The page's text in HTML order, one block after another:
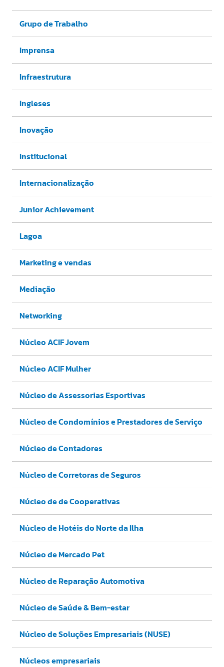
Grupo de Trabalho
Imprensa
Infraestrutura
Ingleses
Inovação
Institucional
Internacionalização
Junior Achievement
Lagoa
Marketing e vendas
Mediação
Networking
Núcleo ACIF Jovem
Núcleo ACIF Mulher
Núcleo de Assessorias Esportivas
Núcleo de Condomínios e Prestadores de Serviço
Núcleo de Contadores
Núcleo de Corretoras de Seguros
Núcleo de de Cooperativas
Núcleo de Hotéis do Norte da Ilha
Núcleo de Mercado Pet
Núcleo de Reparação Automotiva
Núcleo de Saúde & Bem-estar
Núcleo de Soluções Empresariais (NUSE)
Núcleos empresariais